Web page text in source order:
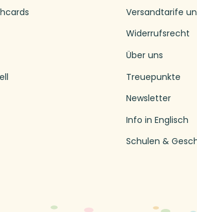
Versandtarife
Widerrufsrecht
Über uns
Treuepunkte
Newsletter
Info in Englisch
Schulen &